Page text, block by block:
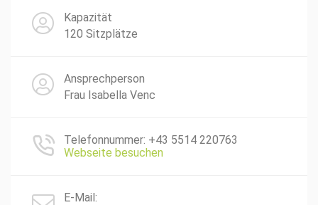
Kapazität
120 Sitzplätze
Ansprechperson
Frau Isabella Venc
Telefonnummer: +43 5514 220763
Webseite besuchen
E-Mail: